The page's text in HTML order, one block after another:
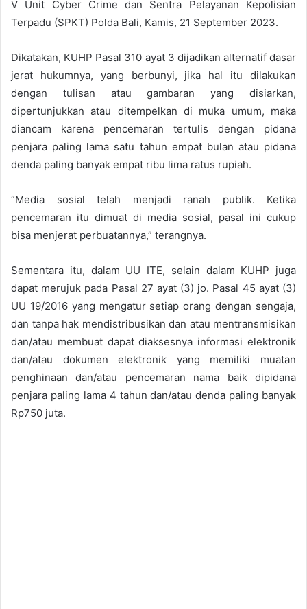
V Unit Cyber Crime dan Sentra Pelayanan Kepolisian
Terpadu (SPKT) Polda Bali, Kamis, 21 September 2023.
Dikatakan, KUHP Pasal 310 ayat 3 dijadikan alternatif dasar
jerat hukumnya, yang berbunyi, jika hal itu dilakukan
dengan tulisan atau gambaran yang disiarkan,
dipertunjukkan atau ditempelkan di muka umum, maka
diancam karena pencemaran tertulis dengan pidana
penjara paling lama satu tahun empat bulan atau pidana
denda paling banyak empat ribu lima ratus rupiah.
“Media sosial telah menjadi ranah publik. Ketika
pencemaran itu dimuat di media sosial, pasal ini cukup
bisa menjerat perbuatannya,” terangnya.
Sementara itu, dalam UU ITE, selain dalam KUHP juga
dapat merujuk pada Pasal 27 ayat (3) jo. Pasal 45 ayat (3)
UU 19/2016 yang mengatur setiap orang dengan sengaja,
dan tanpa hak mendistribusikan dan atau mentransmisikan
dan/atau membuat dapat diaksesnya informasi elektronik
dan/atau dokumen elektronik yang memiliki muatan
penghinaan dan/atau pencemaran nama baik dipidana
penjara paling lama 4 tahun dan/atau denda paling banyak
Rp750 juta.